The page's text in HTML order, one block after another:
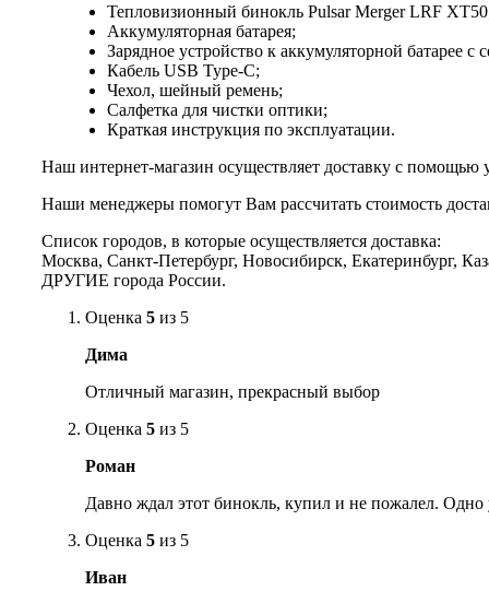
Тепловизионный бинокль Pulsar Merger LRF
Аккумуляторная батарея;
Зарядное устройство к аккумуляторной батарее с
Кабель USB Type-С;
Чехол, шейный ремень;
Салфетка для чистки оптики;
Краткая инструкция по эксплуатации.
Наш интернет-магазин осуществляет доставку с помощью
Наши менеджеры помогут Вам рассчитать стоимость
Список городов, в которые осуществляется доставка:
Москва, Санкт-Петербург, Новосибирск, Екатеринбург,
ДРУГИЕ города России.
Оценка 5 из 5
Дима
Отличный магазин, прекрасный выбор
Оценка 5 из 5
Роман
Давно ждал этот бинокль, купил и не пожалел. Одно
Оценка 5 из 5
Иван